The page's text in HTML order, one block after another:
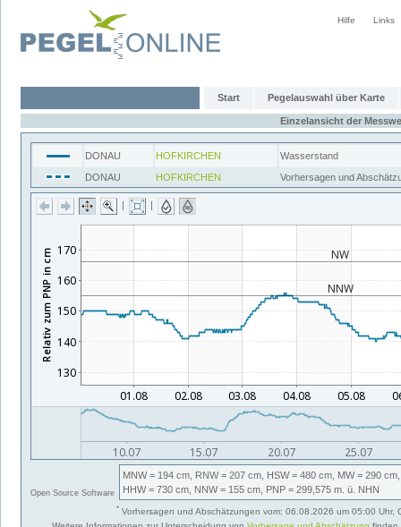
Hilfe Links
Start Pegelauswahl über Karte
Einzelansicht der
DONAU HOFKIRCHEN
Wasserstand
DONAU
HOFKIRCHEN Vorhersagen und
| |
Open Source Software
MNW= 194 cm, RNW= 207 cm, HSW= 480 cm, MW= 290 cm,
HHW= 730 cm, NNW= 155 cm, PNP = 299,575 m. ü. NHN
* Vorhersagen und Abschätzungen vom: 06.08.2026 um 05:00 Uhr,